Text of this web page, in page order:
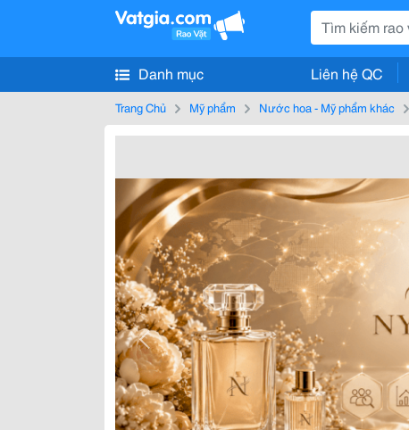
Danh mục Liên hệ QC
Trang Chủ Mỹ phẩm Nước hoa - Mỹ phẩm khác